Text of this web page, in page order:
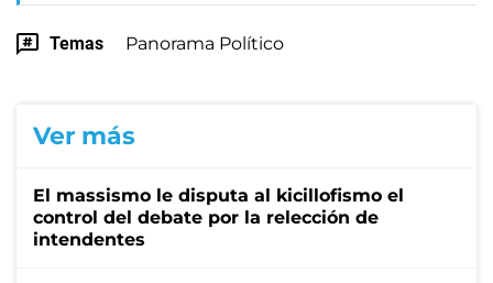
Temas Panorama Político
Ver más
El massismo le disputa al kicillofismo el
control del debate por la relección de
intendentes